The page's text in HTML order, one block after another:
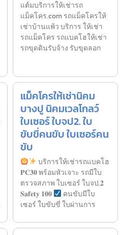
แต้มบริการให้เช่ารถ
แม็คโคร.com รถแม็คโครให้
เช่าบ้านแพ้ว บริการ ให้เช่า
รถแม็คโคร รถแบคโฮให้เช่า
รถขุดดินรับจ้าง รับขุดลอก
แม็คโครให้เช่านิคม
บางปู นิคมเวลโกลว์
ใบเซอร์ ใบจป2. ใบ
ขับขี่คนขับ ใบเซอร์คน
ขับ
บริการให้เช่ารถแบคโฮ
𝐏𝐂𝟑𝟎 พร้อมหัวเจาะ รถมีใบ
ตรวจสภาพ ใบเซอร์ ใบจป.𝟐
𝐒𝐚𝐟𝐞𝐭𝐲 𝟏𝟎𝟎
คนขับมีใบ
เซอร์ ใบขับขี่ ใบผ่านการ